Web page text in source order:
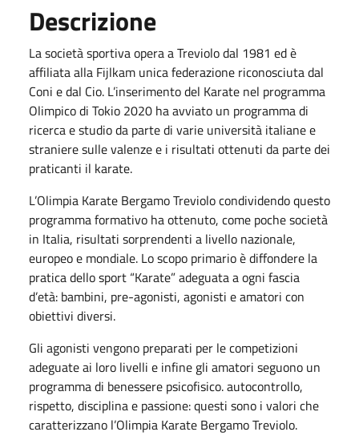
Descrizione
La società sportiva opera a Treviolo dal 1981 ed è
affiliata alla Fijlkam unica federazione riconosciuta dal
Coni e dal Cio. L’inserimento del Karate nel programma
Olimpico di Tokio 2020 ha avviato un programma di
ricerca e studio da parte di varie università italiane e
straniere sulle valenze e i risultati ottenuti da parte dei
praticanti il karate.
L’Olimpia Karate Bergamo Treviolo condividendo questo
programma formativo ha ottenuto, come poche società
in Italia, risultati sorprendenti a livello nazionale,
europeo e mondiale. Lo scopo primario è diffondere la
pratica dello sport “Karate” adeguata a ogni fascia
d’età: bambini, pre-agonisti, agonisti e amatori con
obiettivi diversi.
Gli agonisti vengono preparati per le competizioni
adeguate ai loro livelli e infine gli amatori seguono un
programma di benessere psicofisico. autocontrollo,
rispetto, disciplina e passione: questi sono i valori che
caratterizzano l’Olimpia Karate Bergamo Treviolo.